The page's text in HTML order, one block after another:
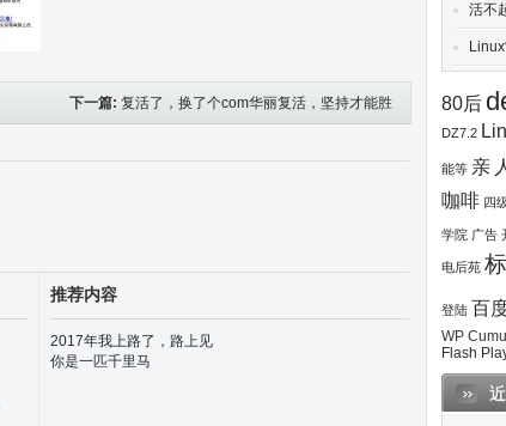
下一篇: 复活了，换了个com华丽复活，坚持才能胜
推荐内容
2017年我上路了，路上见
你是一匹千里马
活不
80后
DZ7.2
能等 亲
咖啡 四
学院 广告
电后苑
登陆 百
WP
Flash